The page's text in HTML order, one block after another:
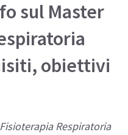
sul Master
obiettivi
Fisioterapia Respiratoria